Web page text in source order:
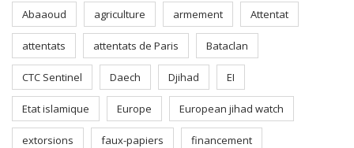
Abaaoud agriculture armement Attentat
attentats attentats de Paris Bataclan
CTC Sentinel Daech Djihad EI
Etat islamique Europe European jihad watch
extorsions faux-papiers financement